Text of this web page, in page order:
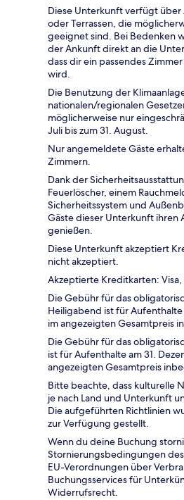
Diese Unterkunft verfügt
oder Terrassen, die
geeignet sind. Bei Bedenken
der Ankunft direkt an die
dass dir ein passendes
wird.
Die Benutzung der
nationalen/regionalen
möglicherweise nur
Juli bis zum 31. August.
Nur angemeldete Gäste
Zimmern.
Dank der
Feuerlöscher, einem
Sicherheitssystem und
Gäste dieser Unterkunft ihren
genießen.
Diese Unterkunft akzeptiert
nicht akzeptiert.
Akzeptierte Kreditkarten:
Die Gebühr für das
Heiligabend ist für
im angezeigten Gesamtpreis
Die Gebühr für das
ist für Aufenthalte am 31.
angezeigten Gesamtpreis
Bitte beachte, dass kulturelle
je nach Land und Unterkunft
Die aufgeführten Richtlinien
zur Verfügung gestellt.
Wenn du deine Buchung
Stornierungsbedingungen
EU-Verordnungen über
Buchungsservices für
Widerrufsrecht.